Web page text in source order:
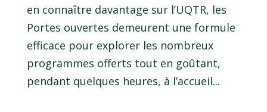
en connaître davantage sur l’UQTR, les
Portes ouvertes demeurent une formule
efficace pour explorer les nombreux
programmes offerts tout en goûtant,
pendant quelques heures, à l’accueil...